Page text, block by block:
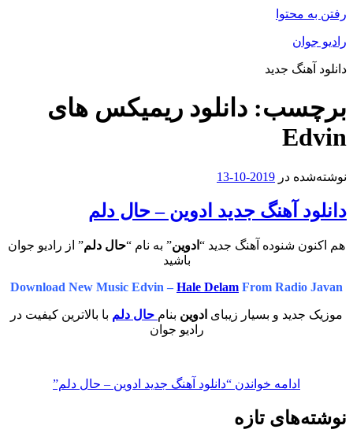
رفتن به محتوا
رادیو جوان
دانلود آهنگ جدید
برچسب: دانلود ریمیکس های
Edvin
نوشته‌شده در 2019-10-13
دانلود آهنگ جدید ادوین – حال دلم
هم اکنون شنوده آهنگ جدید “ ادوین” به نام “حال دلم” از رادیو جوان
باشید
Download New Music Edvin – Hale Delam From Radio Javan
موزیک جدید و بسیار زیبای ادوین بنام حال دلم با بالاترین کیفیت در
رادیو جوان
ادامه خواندن “دانلود آهنگ جدید ادوین – حال دلم”
نوشته‌های تازه